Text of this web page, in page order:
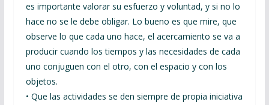
es importante valorar su esfuerzo y voluntad, y si no lo
hace no se le debe obligar. Lo bueno es que mire, que
observe lo que cada uno hace, el acercamiento se va a
producir cuando los tiempos y las necesidades de cada
uno conjuguen con el otro, con el espacio y con los
objetos.
• Que las actividades se den siempre de propia iniciativa